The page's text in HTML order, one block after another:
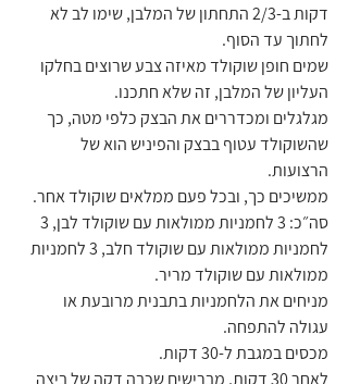
דקות ב-2/3 התחתון של המלבן, שימו לב לא
לחתוך עד הסוף.
שמים חופן שוקולד מאיזה צבע שרוצים בחלקו
העליון של המלבן, זה שלא חתכנו.
מגלגלים ומכדררים את הבצק כלפי מטה, כך
שהשוקולד עטוף בבצק והפיניש הוא של
הרצועות.
ממשיכים כך, ובכל פעם ממלאים שוקולד אחר.
לחמניות ממולאות עם שוקולד חלב, 3 לחמניות
ממולאות עם שוקולד מריר.
מניחים את הלחמניות בתבנית מרובעת או
עגולה להתפחה.
מכסים במגבת ל-30 דקות.
לאחר 30 דקות, מברישים שכבה דקה של ביצה